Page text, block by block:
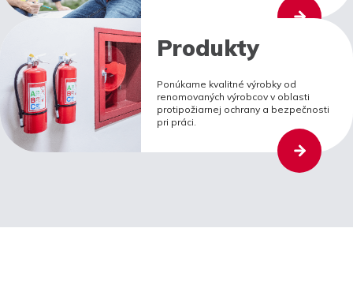
Produkty
Ponúkame kvalitné výrobky od
renomovaných výrobcov v oblasti
protipožiarnej ochrany a bezpečnosti
pri práci.